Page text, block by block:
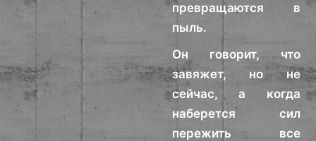
превращаются в
пыль.
Он говорит, что
завяжет, но не
сейчас, а когда
наберется сил
пережить все